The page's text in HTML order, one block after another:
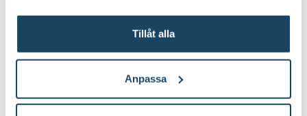
Tillåt alla
Anpassa
Keramikdekoration
Keramikdekoration